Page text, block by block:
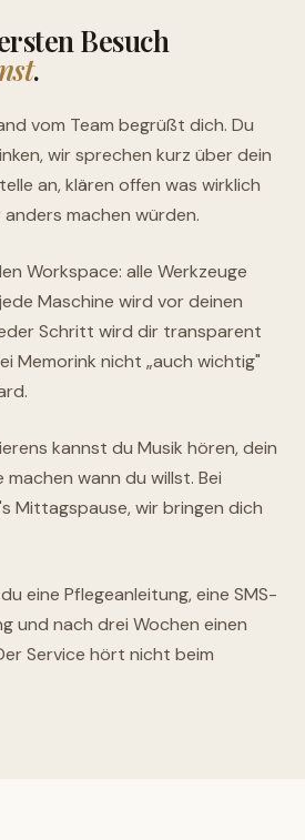
Besuch
.
vom Team begrüßt dich. Du
wir sprechen kurz über dein
an, klären offen was wirklich
machen würden.
Workspace: alle Werkzeuge
Maschine wird vor deinen
Schritt wird dir transparent
Memorink nicht „auch wichtig"
kannst du Musik hören, dein
machen wann du willst. Bei
Mittagspause, wir bringen dich
eine Pflegeanleitung, eine SMS-
und nach drei Wochen einen
Service hört nicht beim